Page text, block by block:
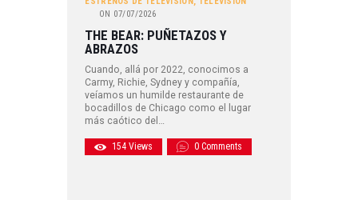
ON 07/07/2026
THE BEAR: PUÑETAZOS Y
ABRAZOS
Cuando, allá por 2022, conocimos a
Carmy, Richie, Sydney y compañía,
veíamos un humilde restaurante de
bocadillos de Chicago como el lugar
más caótico del…
154 Views 0 Comments